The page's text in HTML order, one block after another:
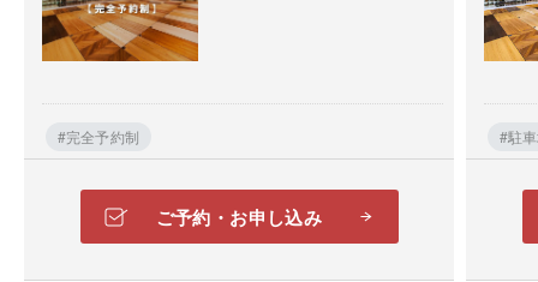
#完全予約制
ご予約・お申し込み
#駐